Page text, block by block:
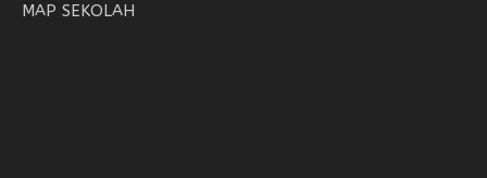
MAP SEKOLAH